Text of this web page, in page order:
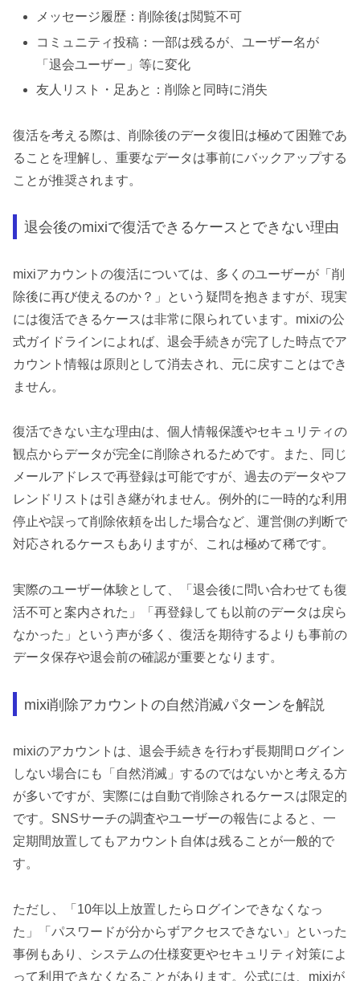
メッセージ履歴：削除後は閲覧不可
コミュニティ投稿：一部は残るが、ユーザー名が
「退会ユーザー」等に変化
友人リスト・足あと：削除と同時に消失
復活を考える際は、削除後のデータ復旧は極めて困難であ
ることを理解し、重要なデータは事前にバックアップする
ことが推奨されます。
退会後のmixiで復活できるケースとできない理由
mixiアカウントの復活については、多くのユーザーが「削
除後に再び使えるのか？」という疑問を抱きますが、現実
には復活できるケースは非常に限られています。mixiの公
式ガイドラインによれば、退会手続きが完了した時点でア
カウント情報は原則として消去され、元に戻すことはでき
ません。
復活できない主な理由は、個人情報保護やセキュリティの
観点からデータが完全に削除されるためです。また、同じ
メールアドレスで再登録は可能ですが、過去のデータやフ
レンドリストは引き継がれません。例外的に一時的な利用
停止や誤って削除依頼を出した場合など、運営側の判断で
対応されるケースもありますが、これは極めて稀です。
実際のユーザー体験として、「退会後に問い合わせても復
活不可と案内された」「再登録しても以前のデータは戻ら
なかった」という声が多く、復活を期待するよりも事前の
データ保存や退会前の確認が重要となります。
mixi削除アカウントの自然消滅パターンを解説
mixiのアカウントは、退会手続きを行わず長期間ログイン
しない場合にも「自然消滅」するのではないかと考える方
が多いですが、実際には自動で削除されるケースは限定的
です。SNSサーチの調査やユーザーの報告によると、一
定期間放置してもアカウント自体は残ることが一般的で
す。
ただし、「10年以上放置したらログインできなくなっ
た」「パスワードが分からずアクセスできない」といった
事例もあり、システムの仕様変更やセキュリティ対策によ
って利用できなくなることがあります。公式には、mixiが